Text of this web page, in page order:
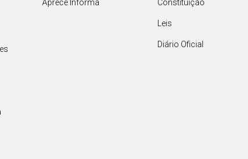
Aprece Informa Constituição
Leis
Diário Oficial